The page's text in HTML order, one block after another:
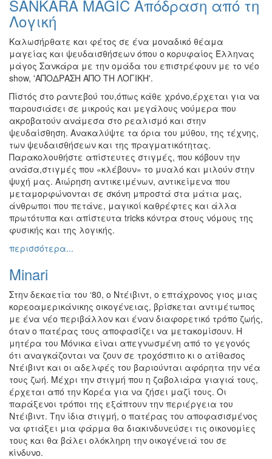
Ζωγραφική
Φωτογραφία
Τραγούδι
Μουσική
Κινηματογράφος
Χορός
Θέατρο
Παζάρι
Ειδών
Συνέδρια
Ημερίδες
-
Διημερίδες
Σεμινάρια-
Ομιλίες
Διάφορες
Εκθέσεις
Εκδηλώσεις
για
Παιδιά
Άλλες
Εκδηλώσεις
ΤΟΠΟΣ
ΜΑΣ
SANKARA MAGIC Απόδραση από τη
Λογική
Καλωσήρθατε και φέτος σε ένα μοναδικό θέαμα
μαγείας και ψευδαισθήσεων όπου o κορυφαίος Έλληνας
μάγος Σανκάρα με την ομάδα του επιστρέφουν με το νέο
show, 'ΑΠΟΔΡΑΣΗ ΑΠΟ ΤΗ ΛΟΓΙΚΗ'.
Πίστός στο ραντεβού του,όπως κάθε χρόνο,έρχεται για να
παρουσιάσει σε μικρούς και μεγάλους νούμερα που
ακροβατούν ανάμεσα στο ρεαλισμό και στην
ψευδαίσθηση. Ανακαλύψτε τα όρια του μύθου, της τέχνης,
των ψευδαισθήσεων και της πραγματικότητας.
Παρακολουθήστε απίστευτες στιγμές, που κόβουν την
ανάσα,στιγμές που «κλέβουν» το μυαλό και μιλούν στην
ψυχή μας. Αιώρηση αντικειμένων, αντικείμενα που
μεταμορφώνονται σε σκόνη μπροστά στα μάτια μας,
άνθρωποι που πετάνε, μαγικοί καθρέφτες και άλλα
πρωτότυπα και απίστευτα tricks κόντρα στους νόμους της
φυσικής και της λογικής.
περισσότερα...
Minari
Στην δεκαετία του ‘80, ο Ντέιβιντ, ο επτάχρονος γιος μιας
κορεοαμερικάνικης οικογένειας, βρίσκεται αντιμέτωπος
με ένα νέο περιβάλλον και έναν διαφορετικό τρόπο ζωής,
όταν ο πατέρας τους αποφασίζει να μετακομίσουν. Η
μητέρα του Μόνικα είναι απεγνωσμένη από το γεγονός
ότι αναγκάζονται να ζουν σε τροχόσπιτο κι ο ατίθασος
Ντέιβιντ και οι αδελφές του βαριούνται αφόρητα την νέα
τους ζωή. Μέχρι την στιγμή που η ζαβολιάρα γιαγιά τους,
έρχεται από την Κορέα για να ζήσει μαζί τους. Oι
παράξενοι τρόποι της εξάπτουν την περιέργεια του
Ντέιβιντ. Την ίδια στιγμή, ο πατέρας του αποφασισμένος
να φτιάξει μια φάρμα θα διακινδυνεύσει τις οικονομίες
τους και θα βάλει ολόκληρη την οικογένειά του σε
κίνδυνο.